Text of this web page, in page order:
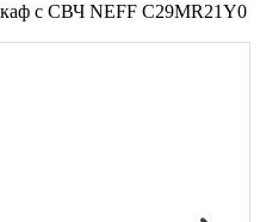
c СВЧ NEFF C29MR21Y0